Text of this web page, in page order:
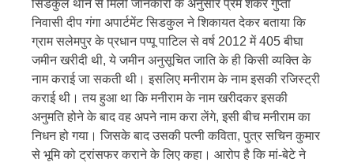
सिडकुल थाने से मिली जानकारी के अनुसार प्रेम शंकर गुप्ता
निवासी दीप गंगा अपार्टमेंट सिडकुल ने शिकायत देकर बताया कि
ग्राम सलेमपुर के प्रधान पप्पू पाटिल से वर्ष 2012 में 405 बीघा
जमीन खरीदी थी, ये जमीन अनुसूचित जाति के ही किसी व्यक्ति के
नाम कराई जा सकती थी। इसलिए मनीराम के नाम इसकी रजिस्ट्री
कराई थी। तय हुआ था कि मनीराम के नाम खरीदकर इसकी
अनुमति होने के बाद वह अपने नाम करा लेंगे, इसी बीच मनीराम का
निधन हो गया। जिसके बाद उसकी पत्नी कविता, पुत्र सचिन कुमार
से भूमि को ट्रांसफर कराने के लिए कहा। आरोप है कि मां-बेटे ने